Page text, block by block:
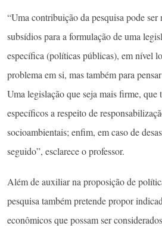
“Uma contribuição da pesquisa pode ser
subsídios para a formulação de uma
específica (políticas públicas), em nível
problema em si, mas também para
Uma legislação que seja mais firme, que
específicos a respeito de
socioambientais; enfim, em caso de
seguido”, esclarece o professor.
Além de auxiliar na proposição de
pesquisa também pretende propor
econômicos que possam ser